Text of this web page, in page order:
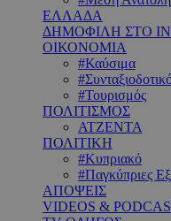
ΕΛΛΑΔΑ
ΔΗΜΟΦΙΛΗ ΣΤΟ
ΟΙΚΟΝΟΜΙΑ
#Καύσιμα
#Τουρισμός
ΠΟΛΙΤΙΣΜΟΣ
ΑΤΖΕΝΤΑ
ΠΟΛΙΤΙΚΗ
#Κυπριακό
#Παγκύπριες
ΑΠΟΨΕΙΣ
VIDEOS &